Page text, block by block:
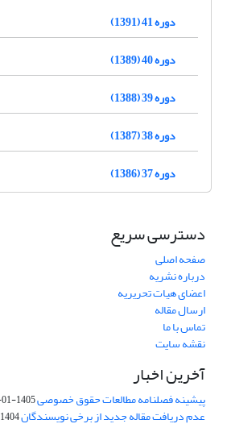
دوره 41 (1391)
دوره 40 (1389)
دوره 39 (1388)
دوره 38 (1387)
دوره 37 (1386)
دسترسی سریع
صفحه اصلی
درباره نشریه
اعضای هیات تحریریه
ارسال مقاله
تماس با ما
نقشه سایت
آخرین اخبار
پیشینه فصلنامه مطالعات حقوق خصوصی1405-01-01
عدم دریافت مقاله جدید از برخی نویسندگان1404-03-20